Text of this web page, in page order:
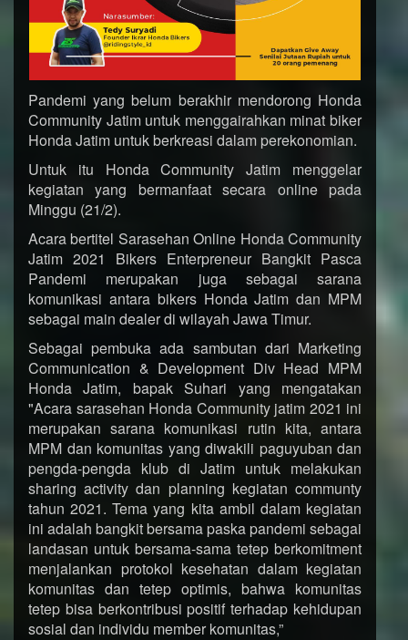
Pandemi yang belum berakhir mendorong Honda
Community Jatim untuk menggairahkan minat biker
Honda Jatim untuk berkreasi dalam perekonomian.
Untuk itu Honda Community Jatim menggelar
kegiatan yang bermanfaat secara online pada
Minggu (21/2).
Acara bertitel Sarasehan Online Honda Community
Jatim 2021 Bikers Enterpreneur Bangkit Pasca
Pandemi merupakan juga sebagai sarana
komunikasi antara bikers Honda Jatim dan MPM
sebagai main dealer di wilayah Jawa Timur.
Sebagai pembuka ada sambutan dari Marketing
Communication & Development Div Head MPM
Honda Jatim, bapak Suhari yang mengatakan
"Acara sarasehan Honda Community jatim 2021 ini
merupakan sarana komunikasi rutin kita, antara
MPM dan komunitas yang diwakili paguyuban dan
pengda-pengda klub di Jatim untuk melakukan
sharing activity dan planning kegiatan communty
tahun 2021. Tema yang kita ambil dalam kegiatan
ini adalah bangkit bersama paska pandemi sebagai
landasan untuk bersama-sama tetep berkomitment
menjalankan protokol kesehatan dalam kegiatan
komunitas dan tetep optimis, bahwa komunitas
tetep bisa berkontribusi positif terhadap kehidupan
sosial dan individu member komunitas,”